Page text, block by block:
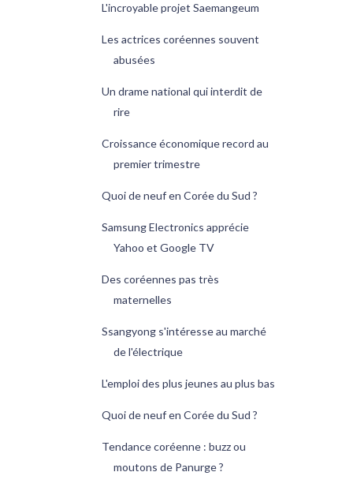
L'incroyable projet Saemangeum
Les actrices coréennes souvent
abusées
Un drame national qui interdit de
rire
Croissance économique record au
premier trimestre
Quoi de neuf en Corée du Sud ?
Samsung Electronics apprécie
Yahoo et Google TV
Des coréennes pas très
maternelles
Ssangyong s'intéresse au marché
de l'électrique
L'emploi des plus jeunes au plus bas
Quoi de neuf en Corée du Sud ?
Tendance coréenne : buzz ou
moutons de Panurge ?